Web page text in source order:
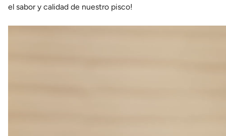
el sabor y calidad de nuestro pisco!